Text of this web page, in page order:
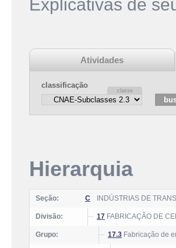
Explicativas de
Atividades
classificação
Hierarquia
Seção: C INDÚSTRIAS DE
Divisão: 17 FABRICAÇÃO DE
Grupo: 17.3 Fabricação de